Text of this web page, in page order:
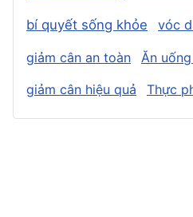
bí quyết sống khỏe vóc
giảm cân an toàn
Ăn
giảm cân hiệu quả
Thực